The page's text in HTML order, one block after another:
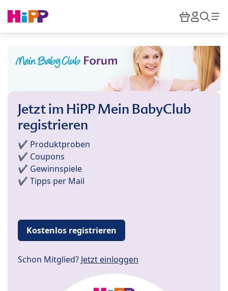
HiPP
Jetzt im HiPP Mein BabyClub
registrieren
✔️ Produktproben
✔️ Coupons
✔️ Gewinnspiele
✔️ Tipps per Mail
Kostenlos registrieren
Schon Mitglied? Jetzt einloggen